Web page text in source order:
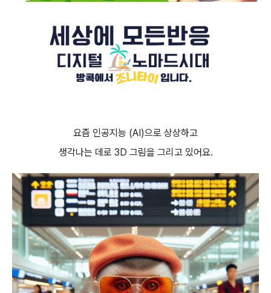
요즘 인공지능 (AI)으로 상상하고
생각나는 데로 3D 그림을 그리고 있어요.